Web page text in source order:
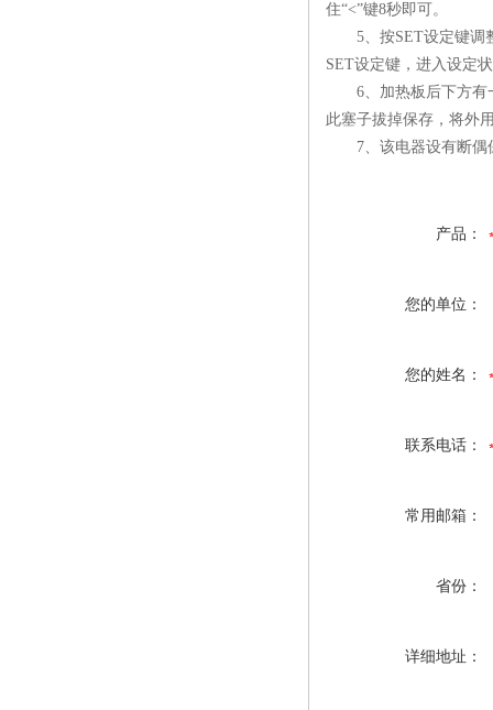
住“<”键8秒即可。
5、按SET设定键调整
SET设定键，进入设定
6、加热板后下方有一
此塞子拔掉保存，将外
7、该电器设有断偶保
产品：
您的单位：
您的姓名：
联系电话：
常用邮箱：
省份：
详细地址：